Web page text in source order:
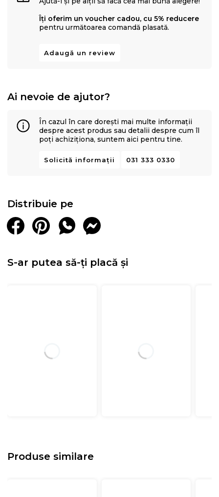
Îți oferim un voucher cadou, cu 5% reducere
pentru următoarea comandă plasată.
Adaugă un review
Ai nevoie de ajutor?
În cazul în care dorești mai multe informații
despre acest produs sau detalii despre cum îl
poți achiziționa, suntem aici pentru tine.
Solicită informații 031 333 0330
Distribuie pe
S-ar putea să-ți placă și
Produse similare